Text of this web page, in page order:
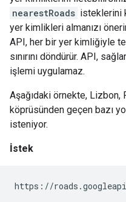
nearestRoads isteklerini
yer kimlikleri almanızı
API, her bir yer kimliğiyle
sınırını döndürür. API,
işlemi uygulamaz.
Aşağıdaki örnekte,
köprüsünden geçen bazı
isteniyor.
İstek
https://